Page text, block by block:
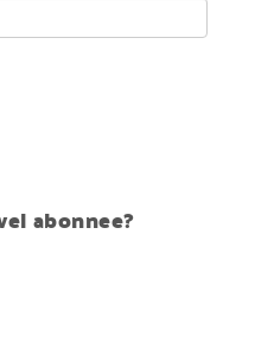
abonnee?